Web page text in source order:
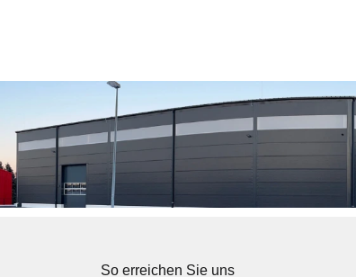
So erreichen Sie uns